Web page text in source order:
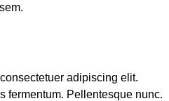
adipiscing elit.
fermentum. Pellentesque nunc.